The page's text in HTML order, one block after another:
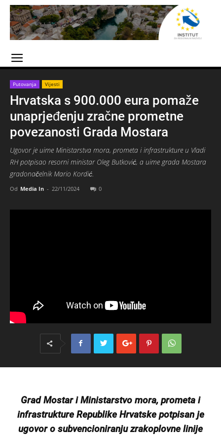
Putovanja Vijesti
Hrvatska s 900.000 eura pomaže
unaprjeđenju zračne prometne
povezanosti Grada Mostara
Ugovor je uime Ministarstva mora, prometa i infrastrukture u Vladi
RH potpisao resorni ministar Oleg Butković, a uime grada Mostara
gradonačelnik Mario Kordić.
Od Media In - 22/11/2024 0
Grad Mostar i Ministarstvo mora, prometa i
infrastrukture Republike Hrvatske potpisan je
ugovor o subvencioniranju zrakoplovne linije